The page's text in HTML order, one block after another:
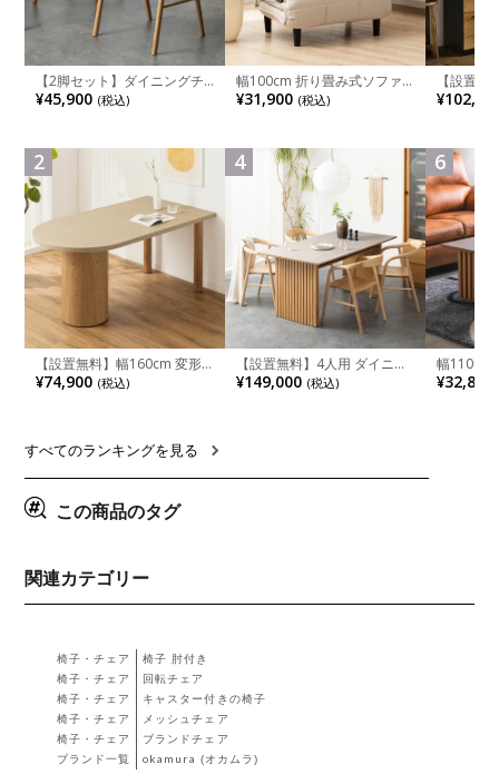
【2脚セット】ダイニングチ
ェア 木製 LUGA 肘付き チェ
ア 天然木 リビング椅子 板座
ュラル ブラウン 完成品
¥45,900 (税込)
2
【設置無料】幅160cm 変形
半円 ダイニングテーブル モ
ルタル風 LENAS コンクリー
リア風 グレージュ
¥74,900 (税込)
幅100cm 折り畳み式ソファ
ベッド コンパクト リクライ
ニング カウチスタイル 省ス
¥31,900 (税込)
4
【設置無料】4人用 ダイニン
グテーブルセット 5点 LUGA
セラミックテーブル おしゃれ
¥149,000 (税込)
【設置
チンカウ
板 引き出
れ ウッデ
ル グレー
6
幅110cm
木目調 リ
付き 長方
¥32,800
すべてのランキングを見る
この商品のタグ
関連カテゴリー
椅子・チェア
椅子 肘付き
椅子・チェア
回転チェア
椅子・チェア
キャスター付きの椅子
椅子・チェア
メッシュチェア
椅子・チェア
ブランドチェア
ブランド一覧
okamura (オカムラ)